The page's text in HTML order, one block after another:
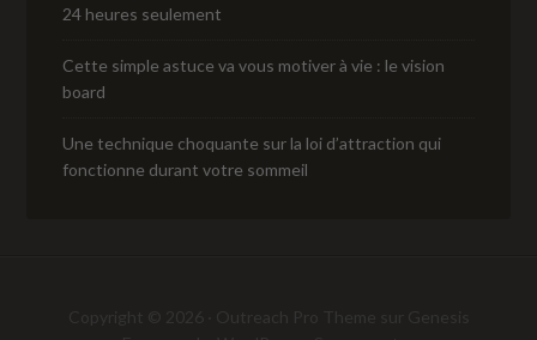
24 heures seulement
Cette simple astuce va vous motiver à vie : le vision
board
Une technique choquante sur la loi d’attraction qui
fonctionne durant votre sommeil
Copyright © 2026 · Outreach Pro Theme sur Genesis